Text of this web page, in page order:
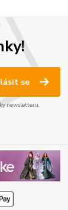
se
newsletteru.